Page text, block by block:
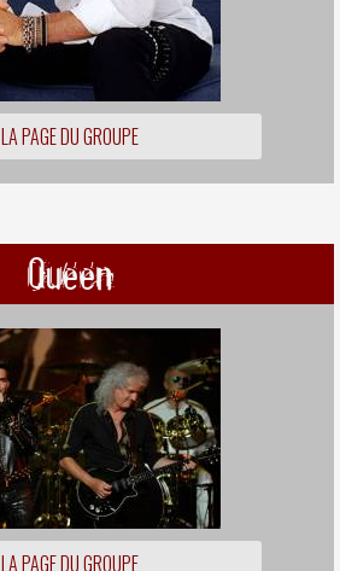
LA PAGE DU GROUPE
Queen
LA PAGE DU GROUPE